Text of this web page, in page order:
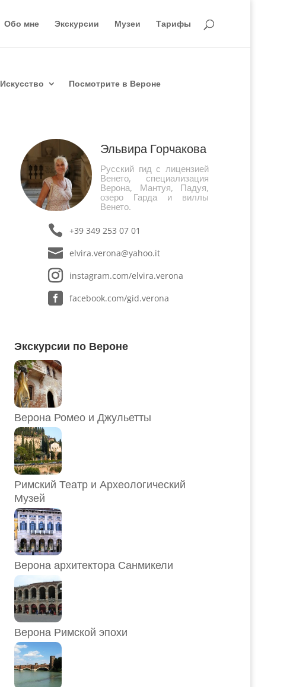
Обо мне Экскурсии Музеи Тарифы
Искусство Посмотрите в Вероне
Эльвира Горчакова
Русский гид с лицензией
Венето, специализация
Верона, Мантуя, Падуя,
озеро Гарда и виллы
Венето.
+39 349 253 07 01
elvira.verona@yahoo.it
instagram.com/elvira.verona
facebook.com/gid.verona
Экскурсии по Вероне
Верона Ромео и Джульетты
Римский Театр и Археологический
Музей
Верона архитектора Санмикели
Верона Римской эпохи